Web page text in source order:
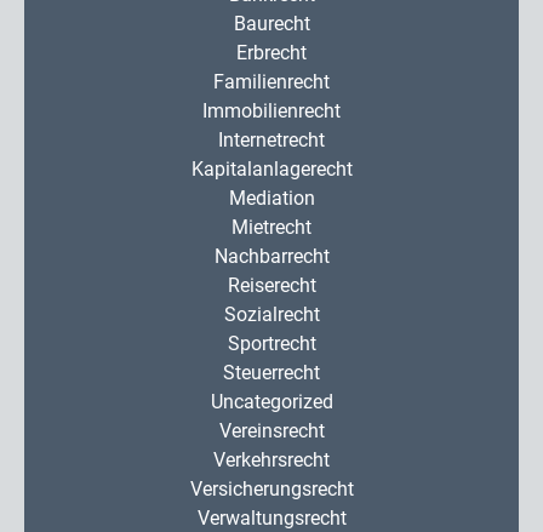
Baurecht
Erbrecht
Familienrecht
Immobilienrecht
Internetrecht
Kapitalanlagerecht
Mediation
Mietrecht
Nachbarrecht
Reiserecht
Sozialrecht
Sportrecht
Steuerrecht
Uncategorized
Vereinsrecht
Verkehrsrecht
Versicherungsrecht
Verwaltungsrecht